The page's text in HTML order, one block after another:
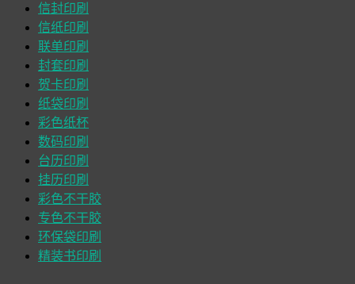
信封印刷
信纸印刷
联单印刷
封套印刷
贺卡印刷
纸袋印刷
彩色纸杯
数码印刷
台历印刷
挂历印刷
彩色不干胶
专色不干胶
环保袋印刷
精装书印刷